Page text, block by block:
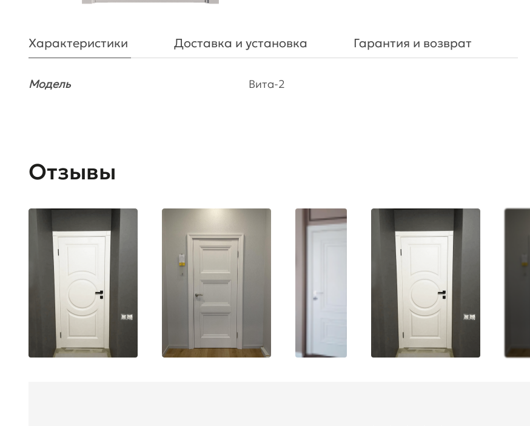
Характеристики Доставка и установка Гарантия и возврат
Модель Вита-2
Отзывы